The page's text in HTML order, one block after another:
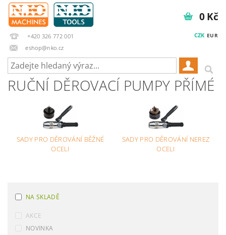
+420 326 772 001
eshop@nko.cz
CZK EUR
0 Kč
RUČNÍ DĚROVACÍ PUMPY PŘÍMÉ
SADY PRO DĚROVÁNÍ BĚŽNÉ
OCELI
SADY PRO DĚROVÁNÍ NEREZ
OCELI
NA SKLADĚ
AKCE
NOVINKA